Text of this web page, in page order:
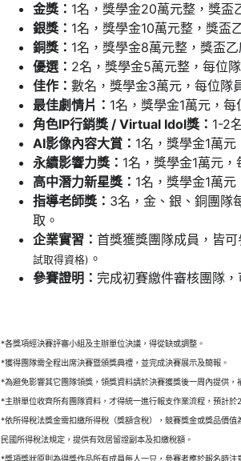
金獎： 1名，獎學金20萬元整，獎盃
銀獎： 1名，獎學金10萬元整，獎盃
銅獎： 1名，獎學金8萬元整，獎盃
優選： 2名，獎學金5萬元整，每位
佳作： 數名，獎學金3萬元，每位隊
最佳劇情片： 1名，獎學金1萬元，
角色IP行銷獎 / Virtual Idol獎： 1-2
AI影像內容大賞： 1名，獎學金1萬
永續影響力獎： 1名，獎學金1萬元
高中潛力新星獎： 1名，獎學金1萬
指導老師獎： 3名，金、銀、銅團隊
取。
企業實習： 首獎獲獎團隊成員，皆
試取得資格) 。
參賽證明： 完成初賽繳件審核團隊
*各獎項經決賽評審小組及主辦單位決議，得從缺或調整。
*獲得團隊需全程出席決賽暨頒獎典禮，並完成決賽展示及簡報。
*為避免影響其它團隊領獎，領獎資料請於決賽獲獎後一周內提供
*主辦單位收齊所有團隊資料，才得統一進行報支作業流程，預計於
*依所得稅法獎金需扣繳所得稅（獎額含稅），競賽獎金或獎品價
民國所得稅法規定，提供有效居留證副本及扣繳稅額。
*獎項獎狀原則為得獎作品所有成員每人一只，參賽者應於報名時